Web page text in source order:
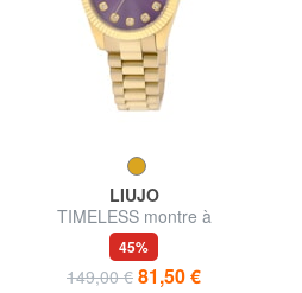
LIUJO
TIMELESS montre à
mouvement quartz
45%
149,00 € 81,50 €